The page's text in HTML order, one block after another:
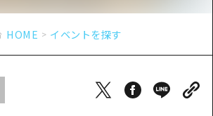
ョッピング
イトライフ
遺産
芸
後
後
北
周辺
ち情報
セス
次交通まとめ
HOME イベントを探す